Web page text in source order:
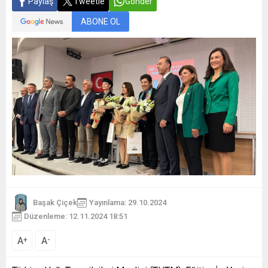
ABONE OL
Başak Çiçek
Yayınlama: 29.10.2024
Düzenleme: 12.11.2024 18:51
A+ A-